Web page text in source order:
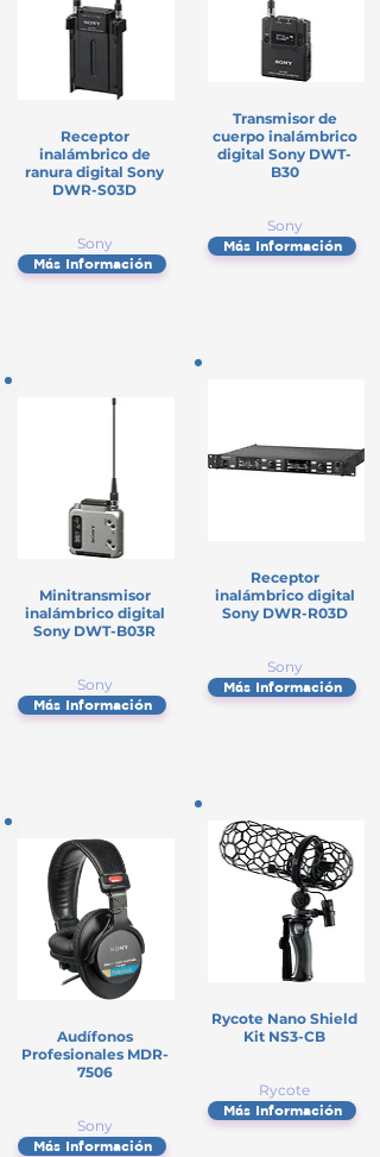
Receptor
inalámbrico de
ranura digital Sony
DWR-S03D
Sony
Más Información
Minitransmisor
inalámbrico digital
Sony DWT-B03R
Sony
Más Información
Audífonos
Profesionales MDR-
7506
Sony
Más Información
Transmisor de
cuerpo inalámbrico
digital Sony DWT-
B30
Sony
Más Información
Receptor
inalámbrico digital
Sony DWR-R03D
Sony
Más Información
Rycote Nano Shield
Kit NS3-CB
Rycote
Más Información